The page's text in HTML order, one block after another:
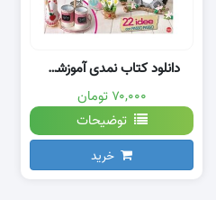
دانلود کتاب نمدی آموزشی با الگو
۷۰,۰۰۰ تومان
توضیحات
خرید